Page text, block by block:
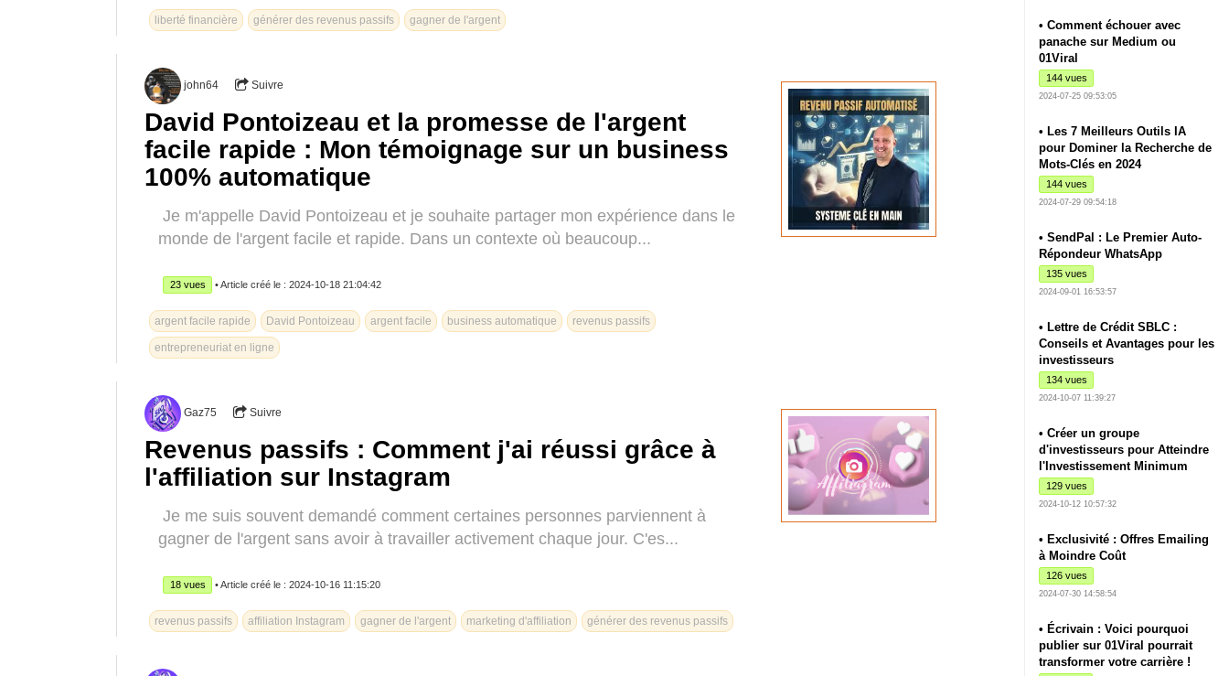
liberté financière générer des revenus passifs gagner de l'argent
john64 Suivre
David Pontoizeau et la promesse de l'argent
facile rapide : Mon témoignage sur un business
100% automatique
Je m'appelle David Pontoizeau et je souhaite partager mon expérience dans le
monde de l'argent facile et rapide. Dans un contexte où beaucoup...
23 vues • Article créé le : 2024-10-18 21:04:42
argent facile rapide David Pontoizeau argent facile business automatique revenus passifs
entrepreneuriat en ligne
Gaz75 Suivre
Revenus passifs : Comment j'ai réussi grâce à
l'affiliation sur Instagram
Je me suis souvent demandé comment certaines personnes parviennent à
gagner de l'argent sans avoir à travailler activement chaque jour. C'es...
18 vues • Article créé le : 2024-10-16 11:15:20
revenus passifs affiliation Instagram gagner de l'argent marketing d'affiliation générer des revenus passifs
• Comment échouer avec
panache sur Medium ou
01Viral
144 vues
2024-07-25 09:53:05
• Les 7 Meilleurs Outils IA
pour Dominer la Recherche de
Mots-Clés en 2024
144 vues
2024-07-29 09:54:18
• SendPal : Le Premier Auto-
Répondeur WhatsApp
135 vues
2024-09-01 16:53:57
• Lettre de Crédit SBLC :
Conseils et Avantages pour les
investisseurs
134 vues
2024-10-07 11:39:27
• Créer un groupe
d'investisseurs pour Atteindre
l'Investissement Minimum
129 vues
2024-10-12 10:57:32
• Exclusivité : Offres Emailing
à Moindre Coût
126 vues
2024-07-30 14:58:54
• Écrivain : Voici pourquoi
publier sur 01Viral pourrait
transformer votre carrière !